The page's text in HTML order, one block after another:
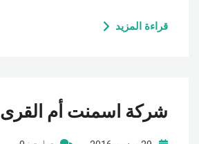
قراءة المزيد
شركة اسمنت أم القرى